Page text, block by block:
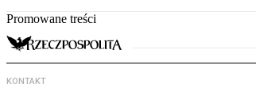
Promowane treści
KONTAKT